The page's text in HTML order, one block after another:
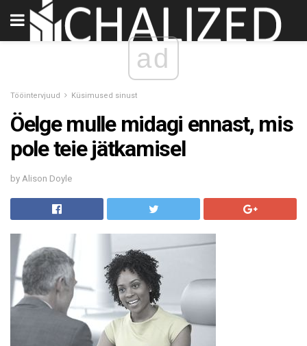
ad
Tööintervjuud Küsimused sinust
Öelge mulle midagi ennast, mis
pole teie jätkamisel
by Alison Doyle